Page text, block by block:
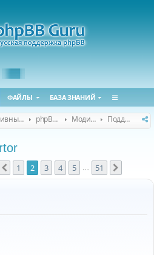
ФАЙЛЫ БАЗА ЗНАНИЙ
Архивные форумы phpBB 2.0.x (архив) Модификация phpBB 2.0.x Поддержка модов для phpBB 2.0.x
2из51
Пред.
1 2 3 4 5 51